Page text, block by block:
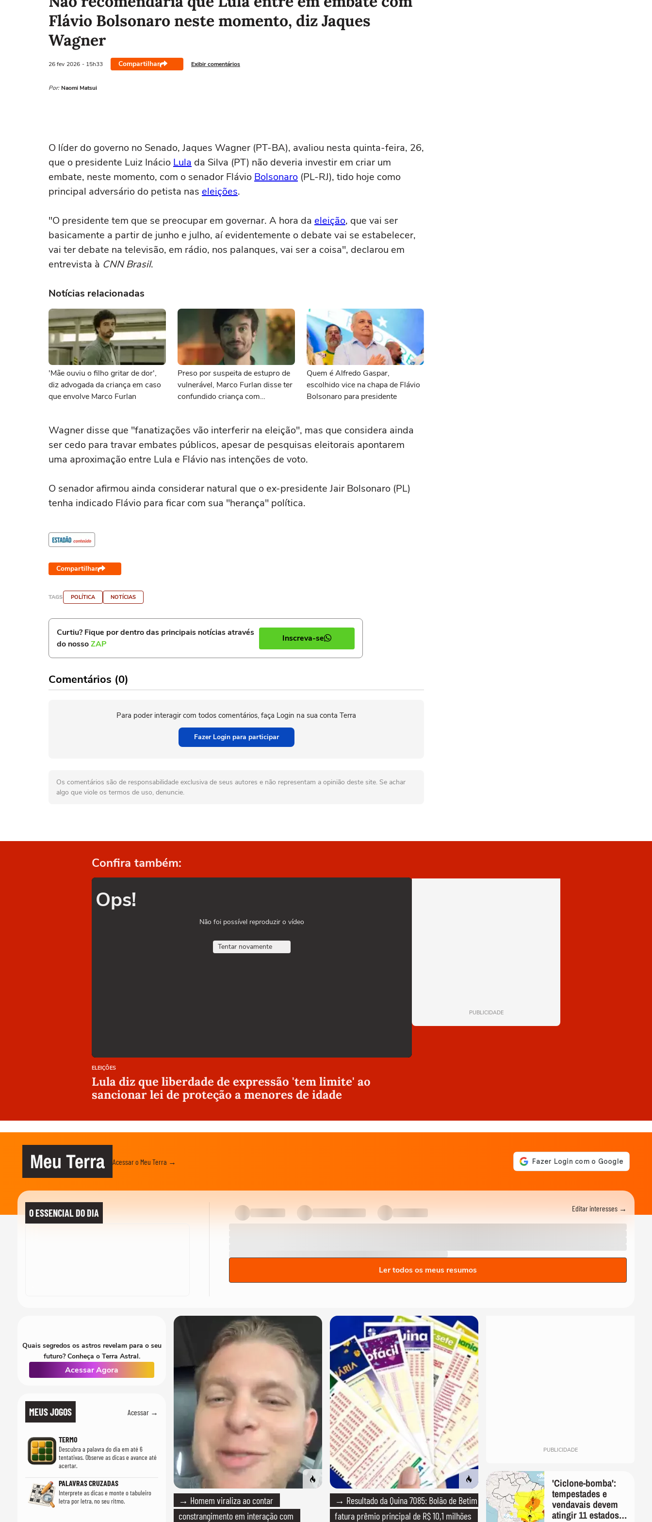
Flávio Bolsonaro neste momento, diz Jaques
Wagner
26 fev 2026 - 15h33 Compartilhar Exibir comentários
Por: Naomi Matsui
O líder do governo no Senado, Jaques Wagner (PT-BA), avaliou nesta quinta-feira, 26,
que o presidente Luiz Inácio Lula da Silva (PT) não deveria investir em criar um
embate, neste momento, com o senador Flávio Bolsonaro (PL-RJ), tido hoje como
principal adversário do petista nas eleições.
"O presidente tem que se preocupar em governar. A hora da eleição, que vai ser
basicamente a partir de junho e julho, aí evidentemente o debate vai se estabelecer,
vai ter debate na televisão, em rádio, nos palanques, vai ser a coisa", declarou em
entrevista à CNN Brasil.
Notícias relacionadas
'Mãe ouviu o filho gritar de dor',
diz advogada da criança em caso
que envolve Marco Furlan
Preso por suspeita de estupro de
vulnerável, Marco Furlan disse ter
confundido criança com
Quem é Alfredo Gaspar,
escolhido vice na chapa de Flávio
Bolsonaro para presidente
Wagner disse que "fanatizações vão interferir na eleição", mas que considera ainda
ser cedo para travar embates públicos, apesar de pesquisas eleitorais apontarem
uma aproximação entre Lula e Flávio nas intenções de voto.
O senador afirmou ainda considerar natural que o ex-presidente Jair Bolsonaro (PL)
tenha indicado Flávio para ficar com sua "herança" política.
Compartilhar
TAGS POLÍTICA NOTÍCIAS
Curtiu? Fique por dentro das principais notícias através
do nossoZAP
Inscreva-se
Comentários (0)
Para poder interagir com todos comentários, faça Login na sua conta Terra
Fazer Login para participar
Os comentários são de responsabilidade exclusiva de seus autores e não representam a opinião deste site. Se achar
algo que viole os termos de uso, denuncie.
Confira também:
Ops!
Não foi possível reproduzir o vídeo
Tentar novamente
ELEIÇÕES
Lula diz que liberdade de expressão 'tem limite' ao
sancionar lei de proteção a menores de idade
PUBLICIDADE
Meu Terra Acessar o Meu Terra →
O ESSENCIAL DO DIA Editar interesses →
Ler todos os meus resumos
MEUS JOGOS Acessar →
TERMO
Descubra a palavra do dia em até 6
tentativas. Observe as dicas e avance até
acertar.
PALAVRAS CRUZADAS
Interprete as dicas e monte o tabuleiro
letra por letra, no seu ritmo.
→ Homem viraliza ao contar
constrangimento em interação com
→ Resultado da Quina 7085: Bolão de Betim
fatura prêmio principal de R$ 10,1 milhões
PUBLICIDADE
'Ciclone-bomba':
tempestades e
vendavais devem
atingir 11 estados
Quais segredos os astros revelam para o seu
futuro? Conheça o Terra Astral.
Acessar Agora